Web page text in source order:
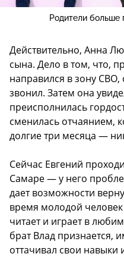
Родители больше
Действительно, Анна
сына. Дело в том, что,
направился в зону СВО,
звонил. Затем она
преисполнилась
сменилась отчаянием,
долгие три месяца —
Сейчас Евгений
Самаре — у него
дает возможности
время молодой
читает и играет в
брат Влад признается,
оттачивал свои навыки